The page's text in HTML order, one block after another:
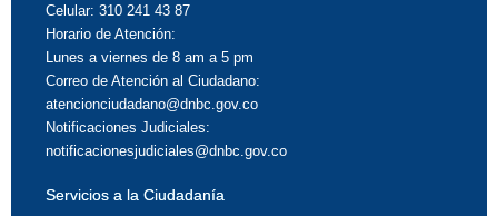
Celular: 310 241 43 87
Horario de Atención:
Lunes a viernes de 8 am a 5 pm
Correo de Atención al Ciudadano:
atencionciudadano@dnbc.gov.co
Notificaciones Judiciales:
notificacionesjudiciales@dnbc.gov.co
Servicios a la Ciudadanía